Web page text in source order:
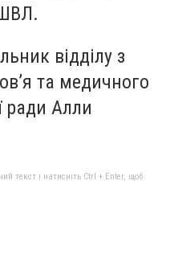
відділу з
та медичного
ради Алли
текст і натисніть Ctrl + Enter, щоб